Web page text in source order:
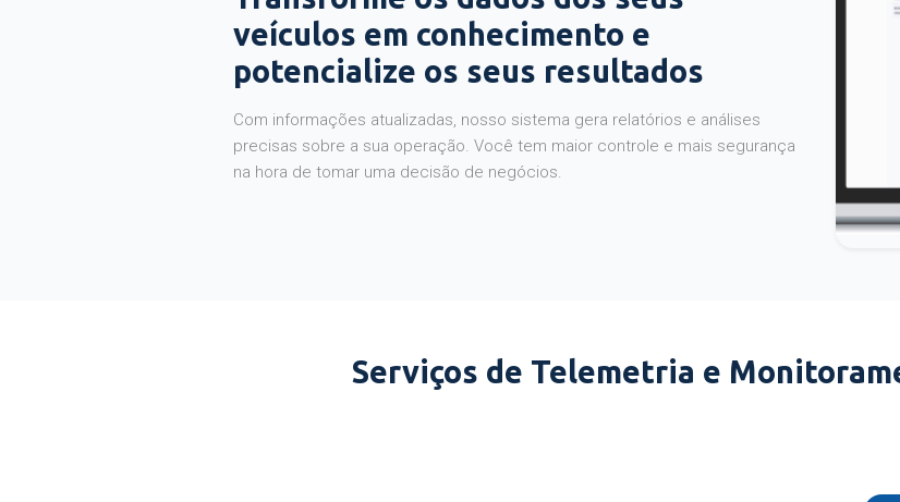
veículos em conhecimento e
potencialize os seus resultados
Com informações atualizadas, nosso sistema gera relatórios e análises
precisas sobre a sua operação. Você tem maior controle e mais segurança
na hora de tomar uma decisão de negócios.
Serviços de Telemetria e